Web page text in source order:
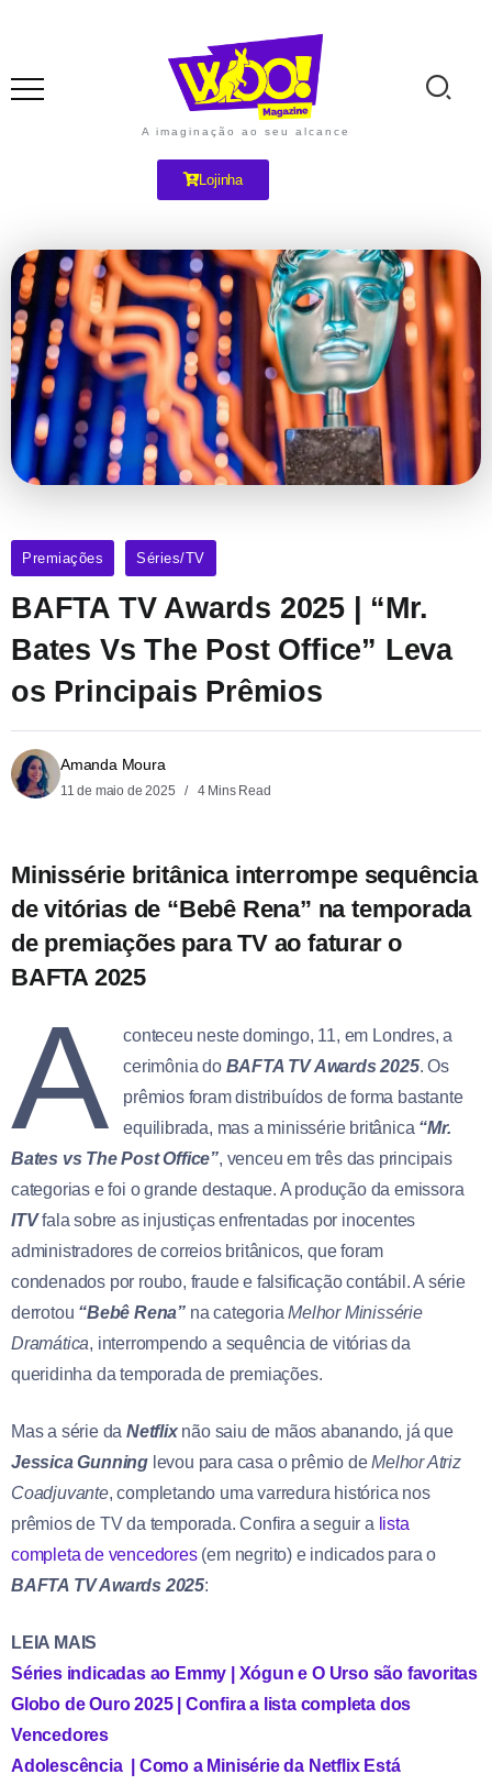
A imaginação ao seu alcance
Lojinha
Premiações Séries/TV
BAFTA TV Awards 2025 | “Mr.
Bates Vs The Post Office” Leva
os Principais Prêmios
Amanda Moura
11 de maio de 2025 4 Mins Read
Minissérie britânica interrompe sequência
de vitórias de “Bebê Rena” na temporada
de premiações para TV ao faturar o
BAFTA 2025
A
conteceu neste domingo, 11, em Londres, a
cerimônia do BAFTA TV Awards 2025. Os
prêmios foram distribuídos de forma bastante
equilibrada, mas a minissérie britânica “Mr.
Bates vs The Post Office”, venceu em três das principais
categorias e foi o grande destaque. A produção da emissora
ITV fala sobre as injustiças enfrentadas por inocentes
administradores de correios britânicos, que foram
condenados por roubo, fraude e falsificação contábil. A série
derrotou “Bebê Rena” na categoriaMelhor Minissérie
Dramática, interrompendo a sequência de vitórias da
queridinha da temporada de premiações.
Mas a série da Netflixnão saiu de mãos abanando, já que
Jessica Gunning levou para casa o prêmio deMelhor Atriz
Coadjuvante, completando uma varredura histórica nos
prêmios de TV da temporada. Confira a seguir a lista
completa de vencedores(em negrito) e indicados para o
BAFTA TV Awards 2025:
LEIA MAIS
Séries indicadas ao Emmy | Xógun e O Urso são favoritas
Globo de Ouro 2025 | Confira a lista completa dos
Vencedores
Adolescência | Como a Minisérie da Netflix Está